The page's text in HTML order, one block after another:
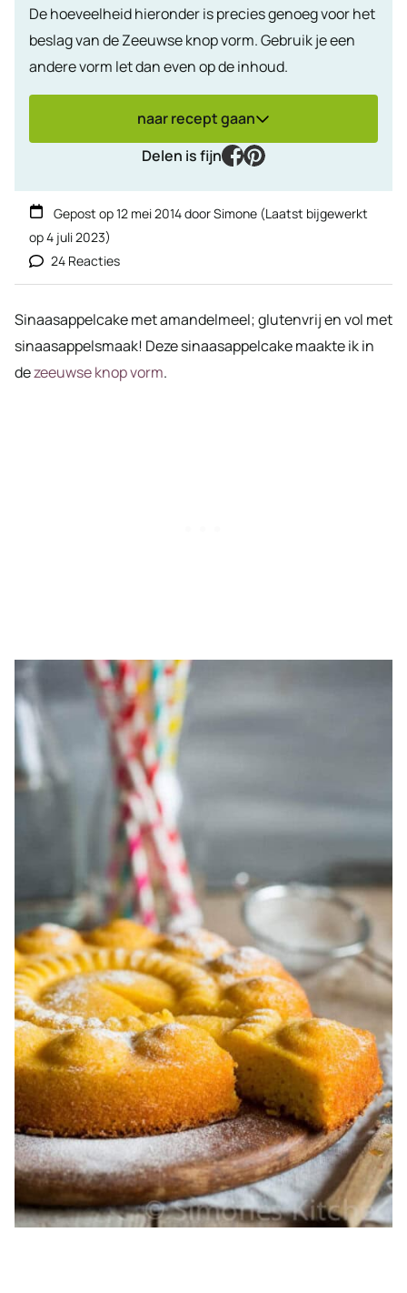
De hoeveelheid hieronder is precies genoeg voor het
beslag van de Zeeuwse knop vorm. Gebruik je een
andere vorm let dan even op de inhoud.
naar recept gaan
Delen is fijn
facebook
pinterest
Gepost op12 mei 2014doorSimone (Laatst bijgewerkt
op4 juli 2023)
24 Reacties
Sinaasappelcake met amandelmeel; glutenvrij en vol met
sinaasappelsmaak! Deze sinaasappelcake maakte ik in
dezeeuwse knop vorm.